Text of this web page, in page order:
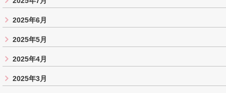
2025年6月
2025年5月
2025年4月
2025年3月